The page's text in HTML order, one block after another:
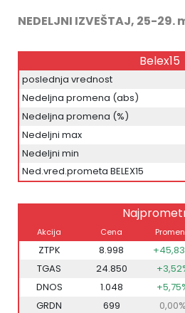
NEDELJNI IZVEŠTAJ, 25-
Belex15
poslednja vrednost
Nedeljna promena (abs)
Nedeljna promena (%)
Nedeljni max
Nedeljni min
Ned.vred.prometa BELEX15
Akcija Cena
ZTPK 8.998
TGAS
24.850
DNOS
1.048
GRDN
699 0,00%